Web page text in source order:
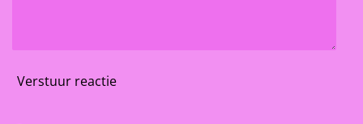
Verstuur reactie